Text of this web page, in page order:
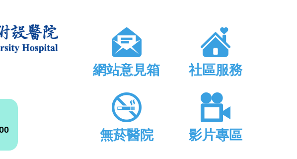
網站意見箱 社區服務
無菸醫院 影片專區